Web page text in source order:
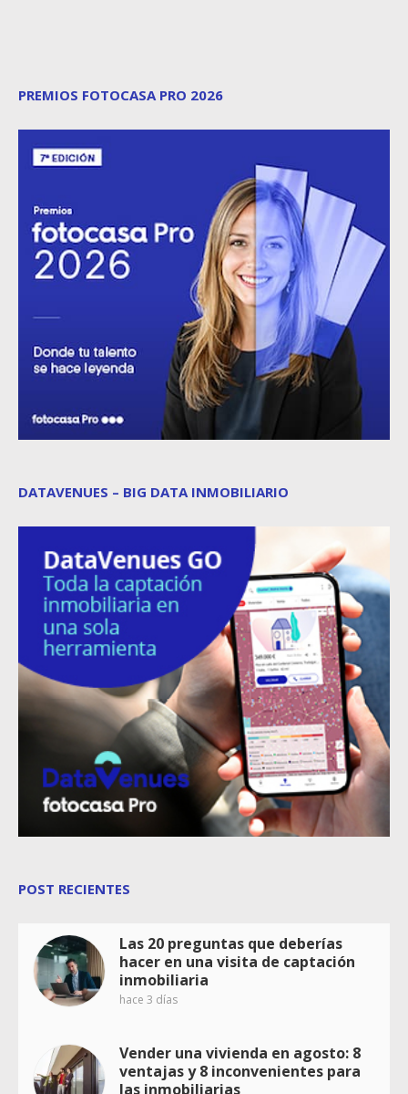
PREMIOS FOTOCASA PRO 2026
DATAVENUES – BIG DATA INMOBILIARIO
POST RECIENTES
Las 20 preguntas que deberías
hacer en una visita de captación
inmobiliaria
hace 3 días
Vender una vivienda en agosto: 8
ventajas y 8 inconvenientes para
las inmobiliarias